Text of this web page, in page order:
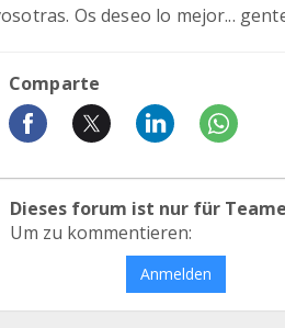
Os deseo lo mejor...
Comparte
Dieses forum ist nur für
Um zu kommentieren:
Anmelden